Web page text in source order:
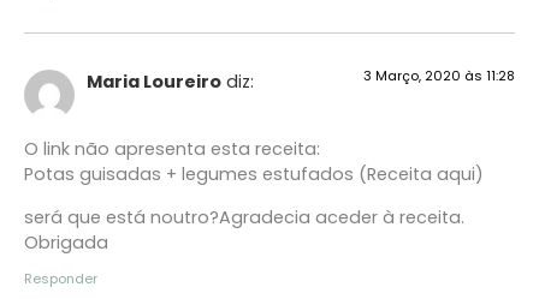
Maria Loureiro diz: 3 Março, 2020 às 11:28
O link não apresenta esta receita:
Potas guisadas + legumes estufados (Receita aqui)
será que está noutro?Agradecia aceder à receita.
Obrigada
Responder